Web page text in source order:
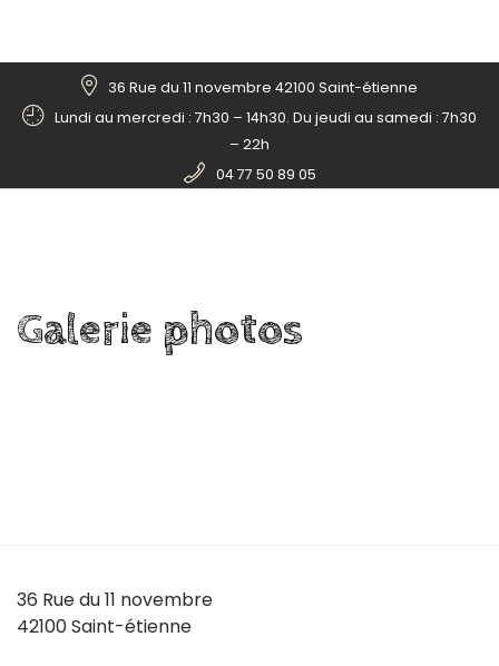
36 Rue du 11 novembre 42100 Saint-étienne
Lundi au mercredi : 7h30 – 14h30. Du jeudi au samedi : 7h30
– 22h
04 77 50 89 05
Galerie photos
36 Rue du 11 novembre
42100 Saint-étienne